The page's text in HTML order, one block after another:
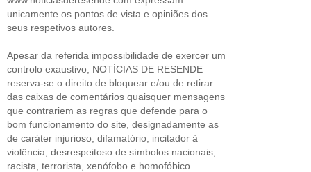
unicamente os pontos de vista e opiniões dos
seus respetivos autores.
Apesar da referida impossibilidade de exercer um
controlo exaustivo, NOTÍCIAS DE RESENDE
reserva-se o direito de bloquear e/ou de retirar
das caixas de comentários quaisquer mensagens
que contrariem as regras que defende para o
bom funcionamento do site, designadamente as
de caráter injurioso, difamatório, incitador à
violência, desrespeitoso de símbolos nacionais,
racista, terrorista, xenófobo e homofóbico.